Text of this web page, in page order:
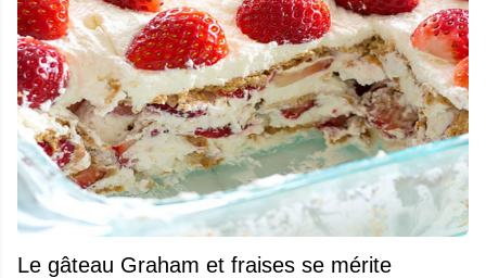
Le gâteau Graham et fraises se mérite